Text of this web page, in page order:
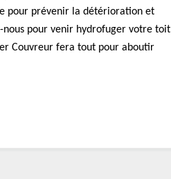
pour prévenir la détérioration et
nous pour venir hydrofuger votre toit
Couvreur fera tout pour aboutir